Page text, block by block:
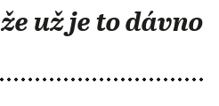
už je to dávno